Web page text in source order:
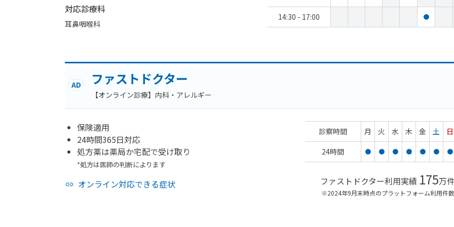
対応診療科
耳鼻咽喉科
14:30 - 17:00 ●
AD ファストドクター
【オンライン診療】内科・アレルギー
保険適用
24時間365日対応
処方薬は薬局か宅配で受け取り
*処方は医師の判断によります
オンライン対応できる症状
診察時間 月 火 水 木 金 土 日
24時間
● ● ● ● ● ● ●
ファストドクター利用実績 175万
※2024年9月末時点のプラットフォーム利用件数